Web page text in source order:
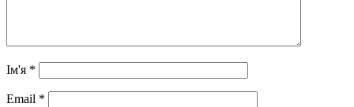
Ім'я *
Email *